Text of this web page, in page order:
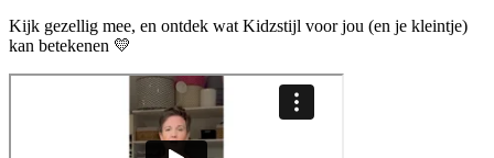
Kijk gezellig mee, en ontdek wat Kidzstijl voor jou (en je kleintje)
kan betekenen 💛